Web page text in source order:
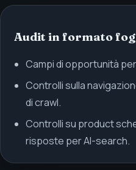
Audit in formato
Campi di opportunità
Controlli sulla
di crawl.
Controlli su product
risposte per AI-search.